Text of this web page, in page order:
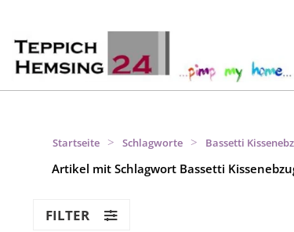
Startseite > Schlagworte > Bassetti
Artikel mit Schlagwort Bassetti
FILTER